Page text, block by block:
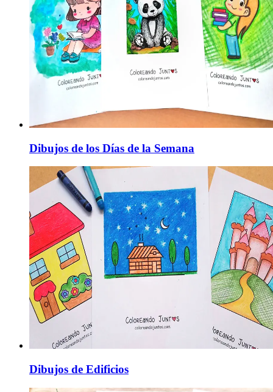
Dibujos de los Días de la Semana
Dibujos de Edificios